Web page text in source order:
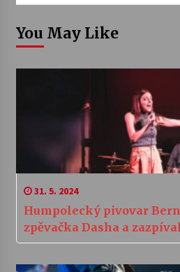
You May Like
31. 5. 2024
Humpolecký pivovar
zpěvačka Dasha a